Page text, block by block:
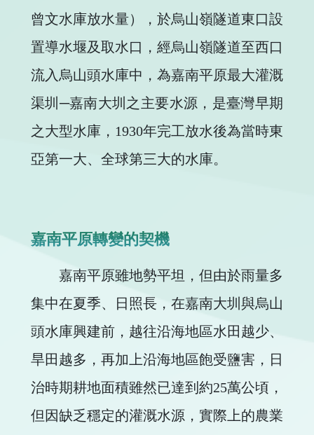
曾文水庫放水量），於烏山嶺隧道東口設
置導水堰及取水口，經烏山嶺隧道至西口
流入烏山頭水庫中，為嘉南平原最大灌溉
渠圳─嘉南大圳之主要水源，是臺灣早期
之大型水庫，1930年完工放水後為當時東
亞第一大、全球第三大的水庫。
嘉南平原轉變的契機
嘉南平原雖地勢平坦，但由於雨量多
集中在夏季、日照長，在嘉南大圳與烏山
頭水庫興建前，越往沿海地區水田越少、
旱田越多，再加上沿海地區飽受鹽害，日
治時期耕地面積雖然已達到約25萬公頃，
但因缺乏穩定的灌溉水源，實際上的農業